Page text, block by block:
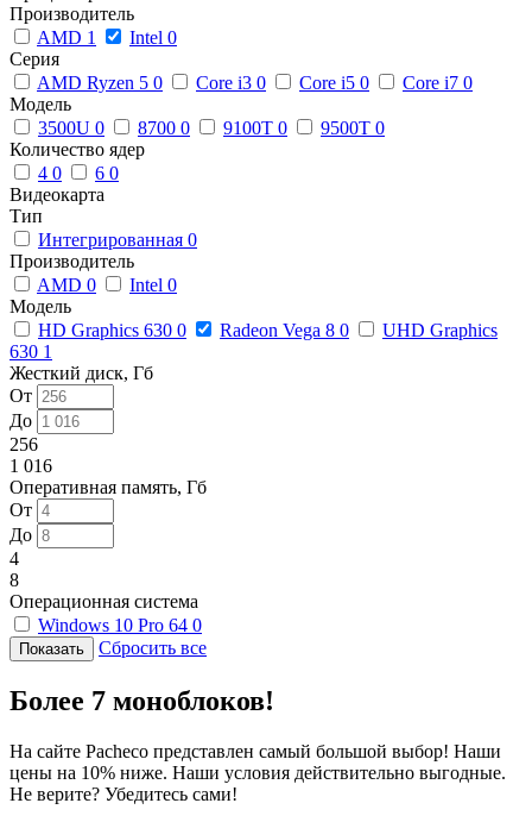
Производитель
AMD 1 Intel 0
Серия
AMD Ryzen 5 0 Core i3 0 Core i5 0 Core i7 0
Модель
3500U 0 8700 0 9100T 0 9500T 0
Количество ядер
4 0 6 0
Видеокарта
Тип
Интегрированная 0
Производитель
AMD 0 Intel 0
Модель
HD Graphics 630 0 Radeon Vega 8 0
UHD Graphics
630 1
Жесткий диск, Гб
От
До
256
1 016
Оперативная память, Гб
От
До
4
8
Операционная система
Windows 10 Pro 64 0
Сбросить все
Более 7 моноблоков!
На сайте Pacheco представлен самый большой выбор! Наши
цены на 10% ниже. Наши условия действительно выгодные.
Не верите? Убедитесь сами!